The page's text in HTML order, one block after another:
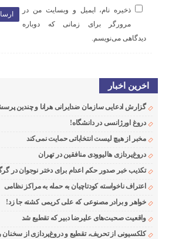
ذخیره نام، ایمیل و وبسایت من در
مرورگر برای زمانی که دوباره
دیدگاهی می‌نویسم.
اخرین اخبار
گزارش ادعایی سازمان ضدایرانی هرانا و چندین
دروغ اورژانسی در دانشگاه!
مخبر از هیچ لیست انتخاباتی حمایت نمی‌کند
دروغ‌پردازی هالیوودی منافقین در تهران
تکذیب خبر صدور حکم اعدام برای دختر نوجوان در
اعتراف ناخواسته کودتاچیان به حمله به مراکز نظامی
خواهر و برادر مصنوعی که علی کریمی کشته جا زد!
واقعیت صحبت‌های علیرضا دبیر که تقطیع شد
کلکسیونی از تحریف، تقطیع و دروغ‌پردازی از سخنان